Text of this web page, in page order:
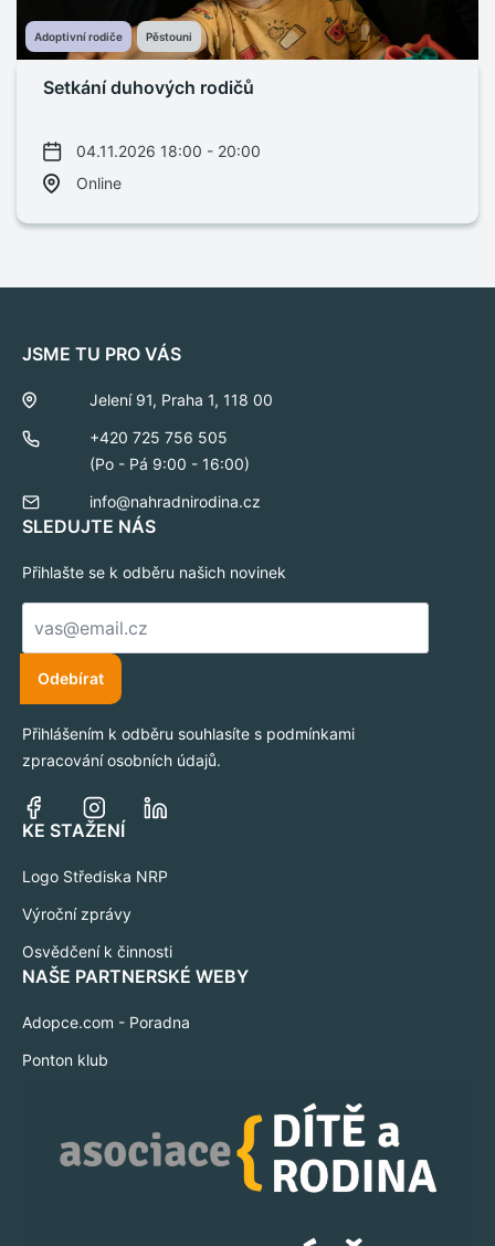
Adoptivní rodiče Pěstouni
Setkání duhových rodičů
04.11.2026 18:00 - 20:00
Online
JSME TU PRO VÁS
Jelení 91, Praha 1, 118 00
+420 725 756 505
(Po - Pá 9:00 - 16:00)
info@nahradnirodina.cz
SLEDUJTE NÁS
Přihlašte se k odběru našich novinek
E-
mail
Odebírat
Přihlášením k odběru souhlasíte s podmínkami
zpracování osobních údajů.
KE STAŽENÍ
Logo Střediska NRP
Výroční zprávy
Osvědčení k činnosti
NAŠE PARTNERSKÉ WEBY
Adopce.com - Poradna
Ponton klub